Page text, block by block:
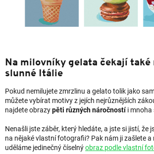
Na milovníky gelata čekají
slunné Itálie
Pokud nemilujete zmrzlinu a gelato tolik jako
můžete vybírat motivy z jejích nejrůznějších
najdete obrazypěti různých náročnostíi mnoha
Nenašli jste záběr, který hledáte, a jste si jistí, že
na nějaké vlastní fotografii? Pak nám ji zašlete a
uděláme jedinečný číselnýobraz podle vlastní